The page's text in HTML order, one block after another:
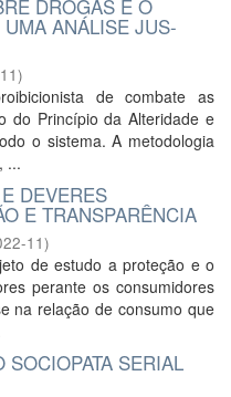
DROGAS E O
ANÁLISE JUS-
)
de combate as
do Princípio da Alteridade e
o sistema. A metodologia
...
DEVERES
E TRANSPARÊNCIA
11)
de estudo a proteção e o
perante os consumidores
na relação de consumo que
SERIAL